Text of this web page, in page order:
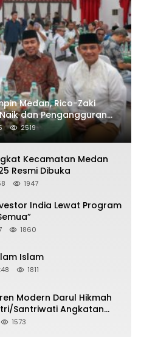
Medan, Rico-Zaki
dan Pengangguran
2519
Kecamatan Medan
Resmi Dibuka
1947
India Lewat Program
1860
Islam
1811
Modern Darul Hikmah
Santriwati Angkatan
1573